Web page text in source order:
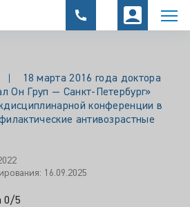
18 марта 2016 года доктора
Он Груп — Санкт-Петербург»
конференции в
антивозрастные
16.09.2025
0/5